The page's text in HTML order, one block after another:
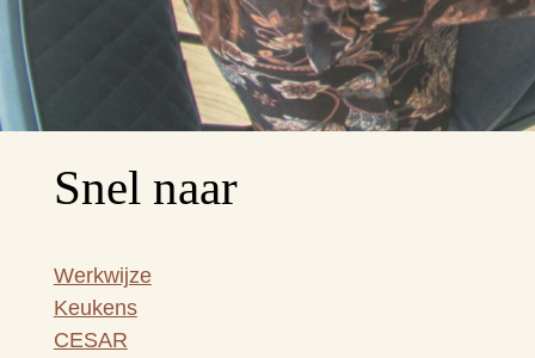
Snel naar
Werkwijze
Keukens
CESAR